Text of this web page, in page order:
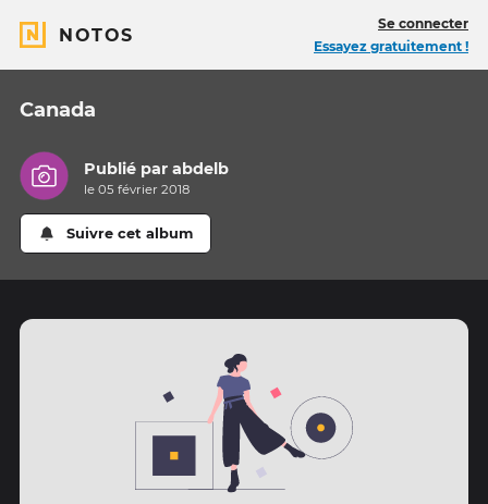
NOTOS
Se connecter
Essayez gratuitement !
Canada
Publié parabdelb
le 05 février 2018
Suivre cet album